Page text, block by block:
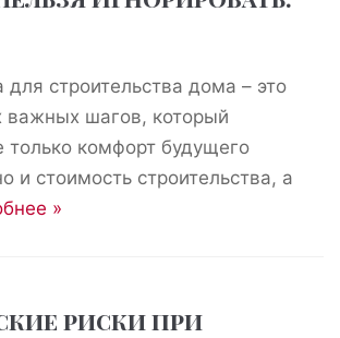
для строительства дома – это
важных шагов, который
только комфорт будущего
и стоимость строительства, а
»
риски при